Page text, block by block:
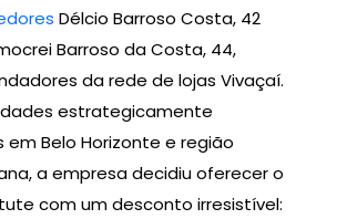
Délcio Barroso Costa, 42
Barroso da Costa, 44,
da rede de lojas Vivaçaí.
estrategicamente
em Belo Horizonte e região
a empresa decidiu oferecer o
com um desconto irresistível: